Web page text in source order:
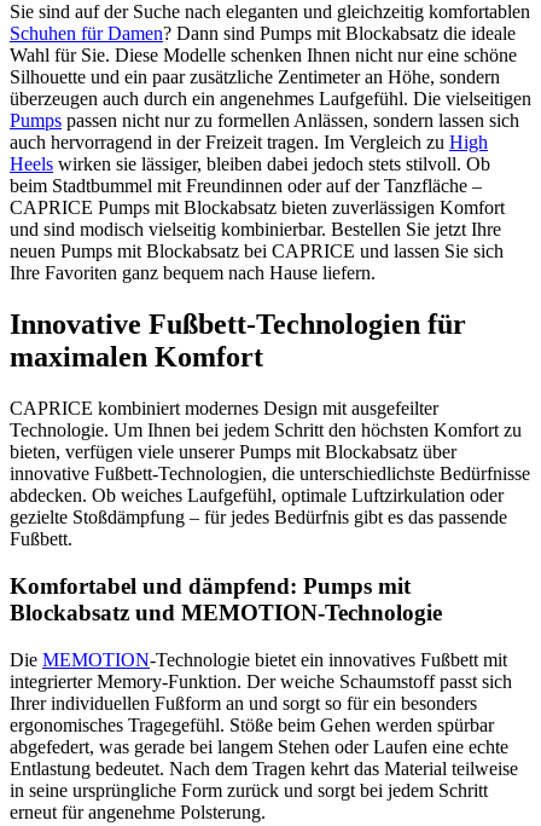
Sie sind auf der Suche nach eleganten und gleichzeitig komfortablen
Schuhen für Damen? Dann sind Pumps mit Blockabsatz die ideale
Wahl für Sie. Diese Modelle schenken Ihnen nicht nur eine schöne
Silhouette und ein paar zusätzliche Zentimeter an Höhe, sondern
überzeugen auch durch ein angenehmes Laufgefühl. Die vielseitigen
Pumps passen nicht nur zu formellen Anlässen, sondern lassen sich
auch hervorragend in der Freizeit tragen. Im Vergleich zu High
Heels wirken sie lässiger, bleiben dabei jedoch stets stilvoll. Ob
beim Stadtbummel mit Freundinnen oder auf der Tanzfläche –
CAPRICE Pumps mit Blockabsatz bieten zuverlässigen Komfort
und sind modisch vielseitig kombinierbar. Bestellen Sie jetzt Ihre
neuen Pumps mit Blockabsatz bei CAPRICE und lassen Sie sich
Ihre Favoriten ganz bequem nach Hause liefern.
Innovative Fußbett-Technologien für
maximalen Komfort
CAPRICE kombiniert modernes Design mit ausgefeilter
Technologie. Um Ihnen bei jedem Schritt den höchsten Komfort zu
bieten, verfügen viele unserer Pumps mit Blockabsatz über
innovative Fußbett-Technologien, die unterschiedlichste Bedürfnisse
abdecken. Ob weiches Laufgefühl, optimale Luftzirkulation oder
gezielte Stoßdämpfung – für jedes Bedürfnis gibt es das passende
Fußbett.
Komfortabel und dämpfend: Pumps mit
Blockabsatz und MEMOTION-Technologie
Die MEMOTION-Technologie bietet ein innovatives Fußbett mit
integrierter Memory-Funktion. Der weiche Schaumstoff passt sich
Ihrer individuellen Fußform an und sorgt so für ein besonders
ergonomisches Tragegefühl. Stöße beim Gehen werden spürbar
abgefedert, was gerade bei langem Stehen oder Laufen eine echte
Entlastung bedeutet. Nach dem Tragen kehrt das Material teilweise
in seine ursprüngliche Form zurück und sorgt bei jedem Schritt
erneut für angenehme Polsterung.